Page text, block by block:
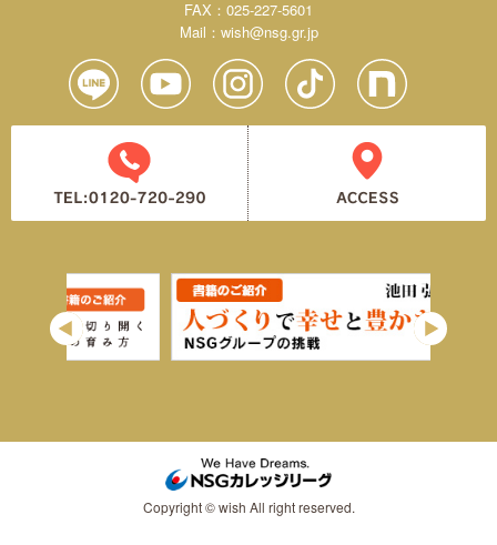
FAX：025-227-5601
Mail： wish@nsg.gr.jp
Copyright © wish All right reserved.